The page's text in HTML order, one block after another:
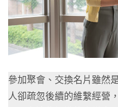
參加聚會、交換名片雖然
人卻疏忽後續的維繫經營